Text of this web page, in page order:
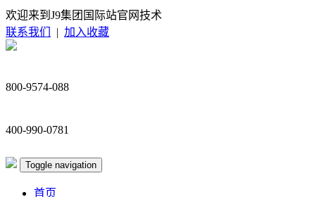
欢迎来到J9集团国际站官网技术
联系我们
| 加入收藏
800-9574-088
400-990-0781
Toggle navigation
首页